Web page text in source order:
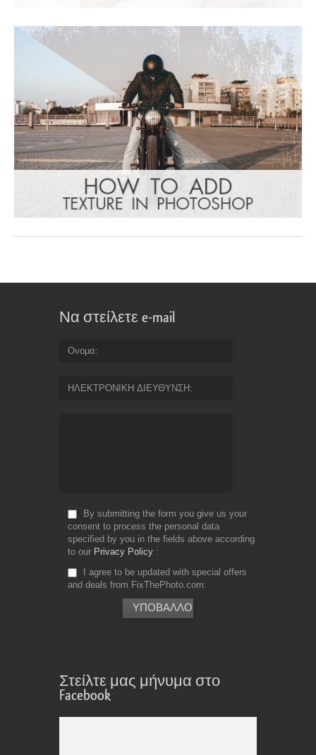
Να στείλετε e-mail
Ονομα
ΗΛΕΚΤΡΟΝΙΚΗ ΔΙΕΥΘΥΝΣΗ
By submitting the form you give us your
consent to process the personal data
specified by you in the fields above according
to our Privacy Policy
I agree to be updated with special offers
and deals from FixThePhoto.com
Στείλτε μας μήνυμα στο
Facebook